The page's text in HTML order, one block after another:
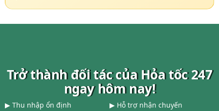
Trở thành đối tác của Hỏa tốc 247
ngay hôm nay!
▶ Thu nhập ổn định ▶ Hỗ trợ nhận chuyến